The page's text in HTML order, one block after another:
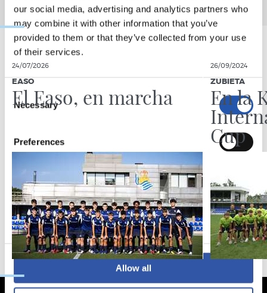
our social media, advertising and analytics partners who
may combine it with other information that you’ve
provided to them or that they’ve collected from your use
of their services.
Consent
Selection
Necessary
Preferences
Statistics
Marketing
Allow all
24/07/2026
EASO
El Easo, en marcha
26/09/2024
ZUBIETA
En la
Cup